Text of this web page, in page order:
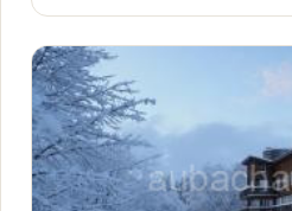
pour tous les b...